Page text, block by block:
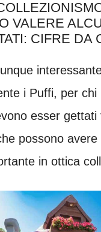
VALERE
CIFRE DA
i Puffi, per chi
esser gettati
possono avere
in ottica